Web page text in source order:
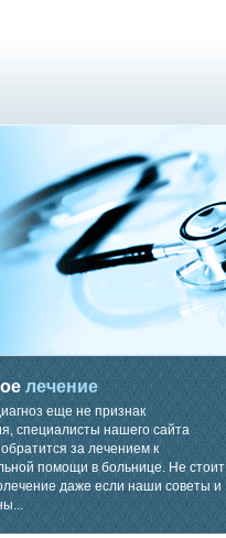
лечение
еще не признак
специалисты нашего сайта
за лечением к
помощи в больнице. Не стоит
даже если наши советы и